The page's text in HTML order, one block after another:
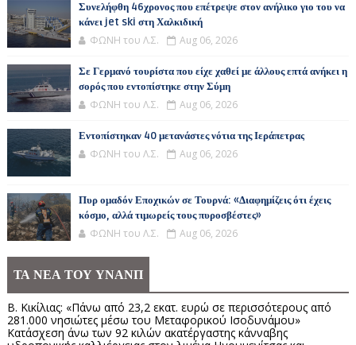
Συνελήφθη 46χρονος που επέτρεψε στον ανήλικο γιο του να
κάνει jet ski στη Χαλκιδική
ΦΩΝΗ του Λ.Σ. Aug 06, 2026
Σε Γερμανό τουρίστα που είχε χαθεί με άλλους επτά ανήκει η
σορός που εντοπίστηκε στην Σύμη
ΦΩΝΗ του Λ.Σ. Aug 06, 2026
Εντοπίστηκαν 40 μετανάστες νότια της Ιεράπετρας
ΦΩΝΗ του Λ.Σ. Aug 06, 2026
Πυρ ομαδόν Εποχικών σε Τουρνά: «Διαφημίζεις ότι έχεις
κόσμο, αλλά τιμωρείς τους πυροσβέστες»
ΦΩΝΗ του Λ.Σ. Aug 06, 2026
ΤΑ ΝΕΑ ΤΟΥ ΥΝΑΝΠ
Β. Κικίλιας: «Πάνω από 23,2 εκατ. ευρώ σε περισσότερους από
281.000 νησιώτες μέσω του Μεταφορικού Ισοδυνάμου»
Κατάσχεση άνω των 92 κιλών ακατέργαστης κάνναβης